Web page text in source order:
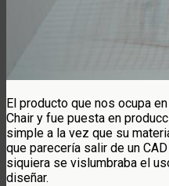
El producto que nos ocupa
Chair y fue puesta en
simple a la vez que su
que parecería salir de un
siquiera se vislumbraba el
diseñar.